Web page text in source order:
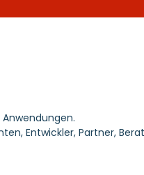
Entwickler, Partner,